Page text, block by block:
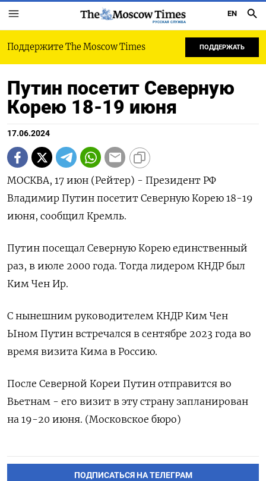
РУССКАЯ СЛУЖБА
EN
Поддержите The Moscow Times ПОДДЕРЖАТЬ
Путин посетит Северную
Корею 18-19 июня
17.06.2024
МОСКВА, 17 июн (Рейтер) - Президент РФ
Владимир Путин посетит Северную Корею 18-19
июня, сообщил Кремль.
Путин посещал Северную Корею единственный
раз, в июле 2000 года. Тогда лидером КНДР был
Ким Чен Ир.
С нынешним руководителем КНДР Ким Чен
Ыном Путин встречался в сентябре 2023 года во
время визита Кима в Россию.
После Северной Кореи Путин отправится во
Вьетнам - его визит в эту страну запланирован
на 19-20 июня. (Московское бюро)
ПОДПИСАТЬСЯ НА ТЕЛЕГРАМ